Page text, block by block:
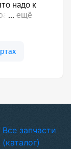
Все запчасти
(каталог)